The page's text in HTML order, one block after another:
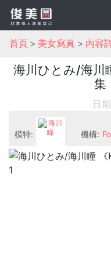
首頁 美女寫真 内容
海川ひとみ/海川
集
日
模特:
海川瞳
機構: